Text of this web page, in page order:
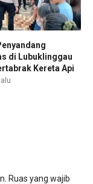
di Lubuklinggau
Kereta Api
Ruas yang wajib